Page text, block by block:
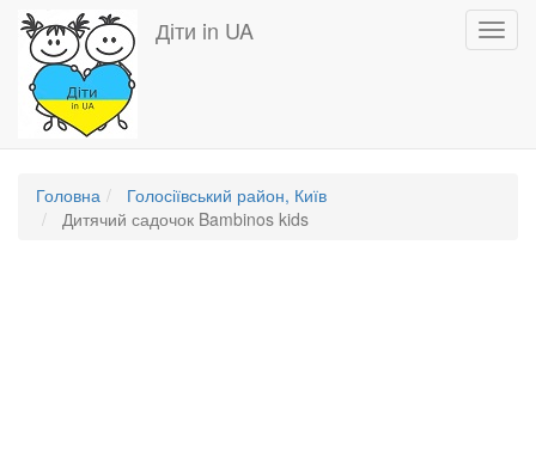
Перейти
основного
вмісту
Діти in UA
Головна
Голосіївський район, Київ
Дитячий садочок Bambinos kids